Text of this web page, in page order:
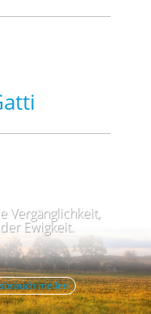
Vergänglichkeit,
Ewigkeit.
mellen